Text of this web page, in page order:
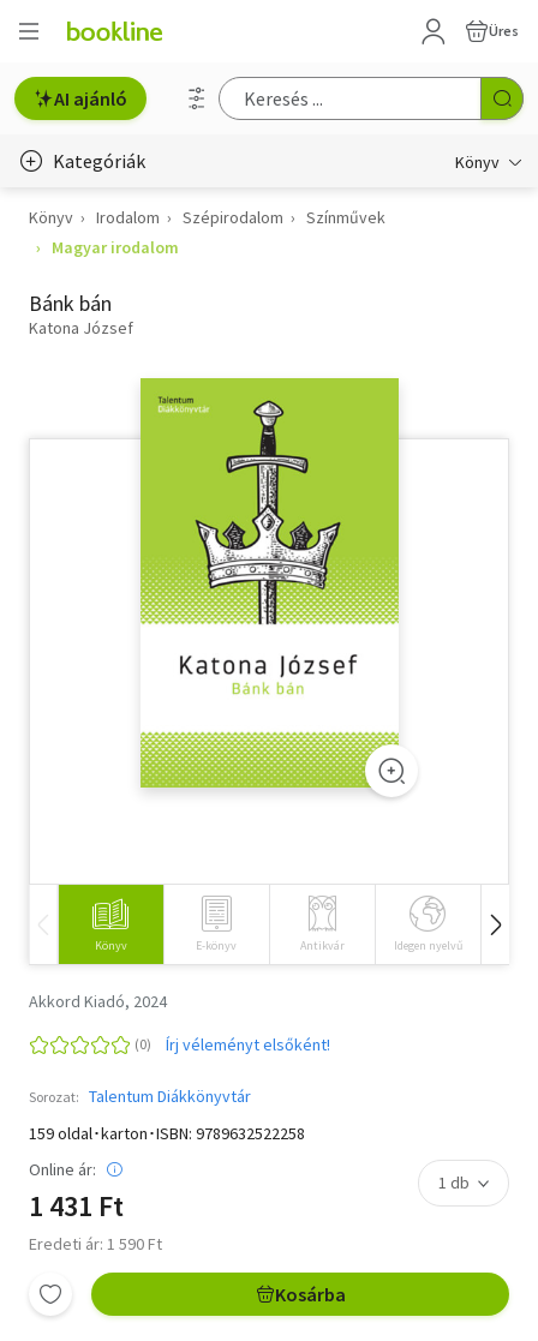
Üres
AI ajánló
Kategóriák Könyv
Életmód, egészség
Gyermek- és ifjúsági
Hobbi, szabadidő
Szótár, nyelvkönyv
Tankönyv, segédkönyv
Természettudomány
Könyv Irodalom Szépirodalom
Színművek
Magyar irodalom
Bánk bán
Katona József
Könyv E-könyv Antikvár Idegen nyelvű
Akkord Kiadó, 2024
Írj véleményt elsőként!
Sorozat: Talentum Diákkönyvtár
159 oldal･karton･ISBN: 9789632522258
Online ár:
1 431 Ft
Eredeti ár: 1 590 Ft
Kosárba